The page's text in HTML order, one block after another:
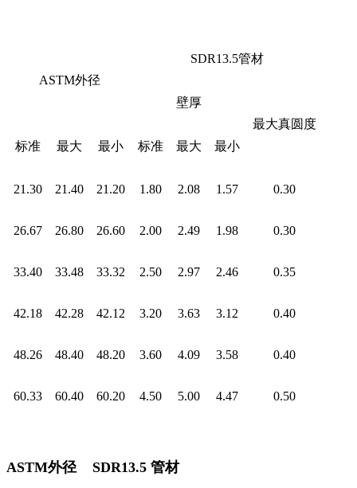
ASTM外径
SDR13.5管材
壁厚
最大真圆度
标准
最大 最小 标准 最大 最小
21.30 21.40 21.20 1.80 2.08 1.57 0.30
26.67 26.80 26.60 2.00 2.49 1.98 0.30
33.40 33.48 33.32 2.50 2.97 2.46 0.35
42.18 42.28 42.12 3.20 3.63 3.12 0.40
48.26 48.40 48.20 3.60 4.09 3.58 0.40
60.33 60.40 60.20 4.50 5.00 4.47 0.50
ASTM外径 SDR13.5 管材